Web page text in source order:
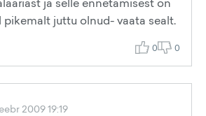
pikemalt juttu olnud- vaata sealt.
0 0
2009 19:19